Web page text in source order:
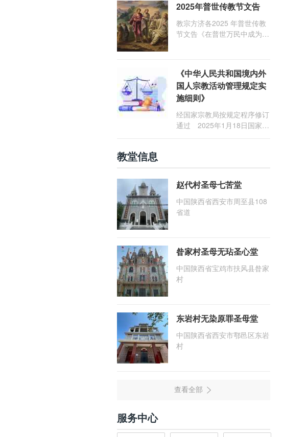
们，愿临在的救主基督安慰你
们，并圣化你们的生活，作为
祝贺祂诞辰的珍贵礼品。
2025年普世传教节文告
教宗方济各2025 年普世传教
节文告《在普世万民中成为怀
《中华人民共和国境内外
国人宗教活动管理规定实
施细则》
经国家宗教局按规定程序修订
通过 2025年1月18日国家宗
教堂信息
赵代村圣母七苦堂
中国陕西省西安市周至县108
省道
昝家村圣母无玷圣心堂
中国陕西省宝鸡市扶风县昝家
村
东岩村无染原罪圣母堂
中国陕西省西安市鄠邑区东岩
村
服务中心